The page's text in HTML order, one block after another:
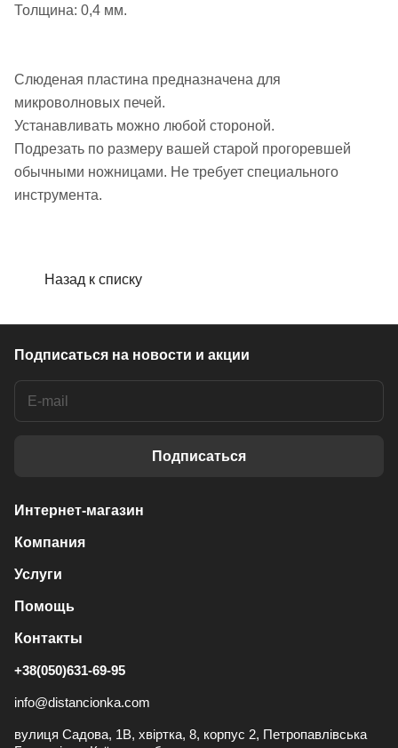
Толщина: 0,4 мм.
Слюденая пластина предназначена для
микроволновых печей.
Устанавливать можно любой стороной.
Подрезать по размеру вашей старой прогоревшей
обычными ножницами. Не требует специального
инструмента.
Назад к списку
Подписаться на новости и акции
Подписаться
Интернет-магазин
Компания
Услуги
Помощь
Контакты
+38(050)631-69-95
info@distancionka.com
вулиця Садова, 1В, хвіртка, 8, корпус 2, Петропавлівська